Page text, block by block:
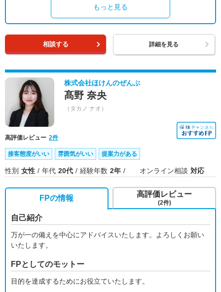
もっと見る
相談する 詳細を見る
株式会社ほけんのぜんぶ
髙野 奈央
（タカノ ナオ）
高評価レビュー 2件
接客態度がいい 雰囲気がいい 提案力がある
性別 女性 年代 20代 経験年数 2年 オンライン相談 対応
FPの情報
自己紹介
万が一の備えを中心にアドバイスいたします。よろしくお願い
いたします。
FPとしてのモットー
目的を達成するためにお役立ていたします。
高評価レビュー
(2件)